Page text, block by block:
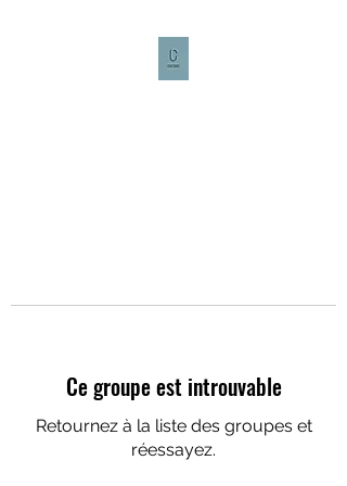
Ce groupe est introuvable
Retournez à la liste des groupes et
réessayez.